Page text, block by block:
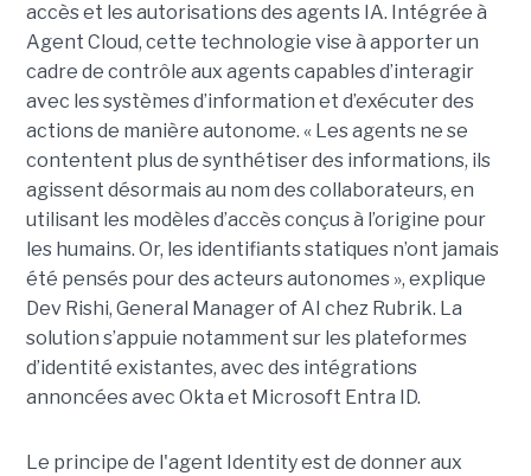
accès et les autorisations des agents IA. Intégrée à
Agent Cloud, cette technologie vise à apporter un
cadre de contrôle aux agents capables d’interagir
avec les systèmes d’information et d’exécuter des
actions de manière autonome. « Les agents ne se
contentent plus de synthétiser des informations, ils
agissent désormais au nom des collaborateurs, en
utilisant les modèles d’accès conçus à l’origine pour
les humains. Or, les identifiants statiques n’ont jamais
été pensés pour des acteurs autonomes », explique
Dev Rishi, General Manager of AI chez Rubrik. La
solution s’appuie notamment sur les plateformes
d’identité existantes, avec des intégrations
annoncées avec Okta et Microsoft Entra ID.
Le principe de l'agent Identity est de donner aux